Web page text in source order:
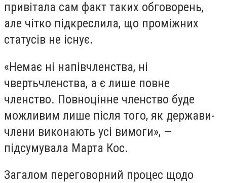
привітала сам факт таких обговорень,
але чітко підкреслила, що проміжних
статусів не існує.
«Немає ні напівчленства, ні
чвертьчленства, а є лише повне
членство. Повноцінне членство буде
можливим лише після того, як держави-
члени виконають усі вимоги», —
підсумувала Марта Кос.
Загалом переговорний процес щодо